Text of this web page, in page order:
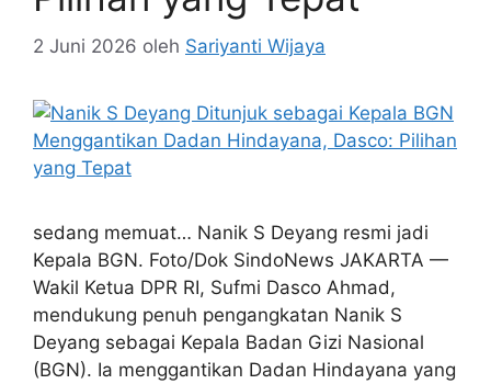
2 Juni 2026 oleh Sariyanti Wijaya
sedang memuat… Nanik S Deyang resmi jadi
Kepala BGN. Foto/Dok SindoNews JAKARTA —
Wakil Ketua DPR RI, Sufmi Dasco Ahmad,
mendukung penuh pengangkatan Nanik S
Deyang sebagai Kepala Badan Gizi Nasional
(BGN). Ia menggantikan Dadan Hindayana yang